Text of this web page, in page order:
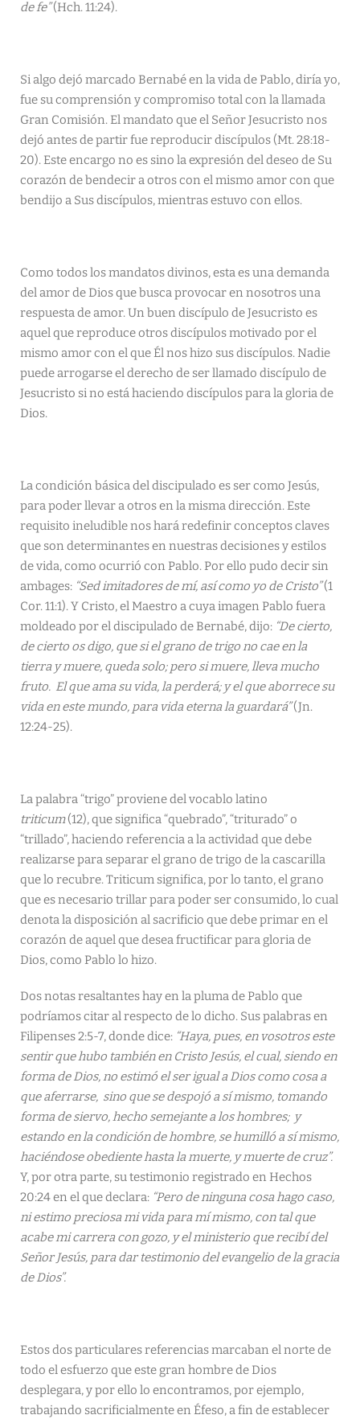
de fe”(Hch. 11:24).
Si algo dejó marcado Bernabé en la vida de Pablo, diría yo,
fue su comprensión y compromiso total con la llamada
Gran Comisión. El mandato que el Señor Jesucristo nos
dejó antes de partir fue reproducir discípulos (Mt. 28:18-
20). Este encargo no es sino la expresión del deseo de Su
corazón de bendecir a otros con el mismo amor con que
bendijo a Sus discípulos, mientras estuvo con ellos.
Como todos los mandatos divinos, esta es una demanda
del amor de Dios que busca provocar en nosotros una
respuesta de amor. Un buen discípulo de Jesucristo es
aquel que reproduce otros discípulos motivado por el
mismo amor con el que Él nos hizo sus discípulos. Nadie
puede arrogarse el derecho de ser llamado discípulo de
Jesucristo si no está haciendo discípulos para la gloria de
Dios.
La condición básica del discipulado es ser como Jesús,
para poder llevar a otros en la misma dirección. Este
requisito ineludible nos hará redefinir conceptos claves
que son determinantes en nuestras decisiones y estilos
de vida, como ocurrió con Pablo. Por ello pudo decir sin
ambages: “Sed imitadores de mí, así como yo de Cristo”(1
Cor. 11:1). Y Cristo, el Maestro a cuya imagen Pablo fuera
moldeado por el discipulado de Bernabé, dijo: “De cierto,
de cierto os digo, que si el grano de trigo no cae en la
tierra y muere, queda solo; pero si muere, lleva mucho
fruto. El que ama su vida, la perderá; y el que aborrece su
vida en este mundo, para vida eterna la guardará”(Jn.
12:24-25).
La palabra “trigo” proviene del vocablo latino
triticum(12),que significa “quebrado”, “triturado” o
“trillado”, haciendo referencia a la actividad que debe
realizarse para separar el grano de trigo de la cascarilla
que lo recubre. Triticum significa, por lo tanto,el grano
que es necesario trillar para poder ser consumido, lo cual
denota la disposición al sacrificio que debe primar en el
corazón de aquel que desea fructificar para gloria de
Dios, como Pablo lo hizo.
Dos notas resaltantes hay en la pluma de Pablo que
podríamos citar al respecto de lo dicho. Sus palabras en
Filipenses 2:5-7, donde dice: “Haya, pues, en vosotros este
sentir que hubo también en Cristo Jesús, el cual, siendo en
forma de Dios, no estimó el ser igual a Dios como cosa a
que aferrarse, sino que se despojó a sí mismo, tomando
forma de siervo, hecho semejante a los hombres; y
estando en la condición de hombre, se humilló a sí mismo,
haciéndose obediente hasta la muerte, y muerte de cruz”.
Y, por otra parte, su testimonio registrado en Hechos
20:24 en el que declara: “Pero de ninguna cosa hago caso,
ni estimo preciosa mi vida para mí mismo, con tal que
acabe mi carrera con gozo, y el ministerio que recibí del
Señor Jesús, para dar testimonio del evangelio de la gracia
de Dios”.
Estos dos particulares referencias marcaban el norte de
todo el esfuerzo que este gran hombre de Dios
desplegara, y por ello lo encontramos, por ejemplo,
trabajando sacrificialmente en Éfeso, a fin de establecer